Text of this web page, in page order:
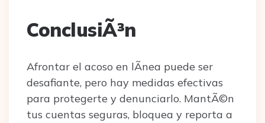
ConclusiÃ³n
Afrontar el acoso en lÃ­nea puede ser
desafiante, pero hay medidas efectivas
para protegerte y denunciarlo. MantÃ©n
tus cuentas seguras, bloquea y reporta a